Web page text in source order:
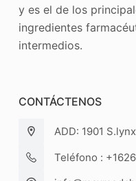
y es el de los
ingredientes
intermedios.
CONTÁCTENOS
ADD: 1901
Teléfono :